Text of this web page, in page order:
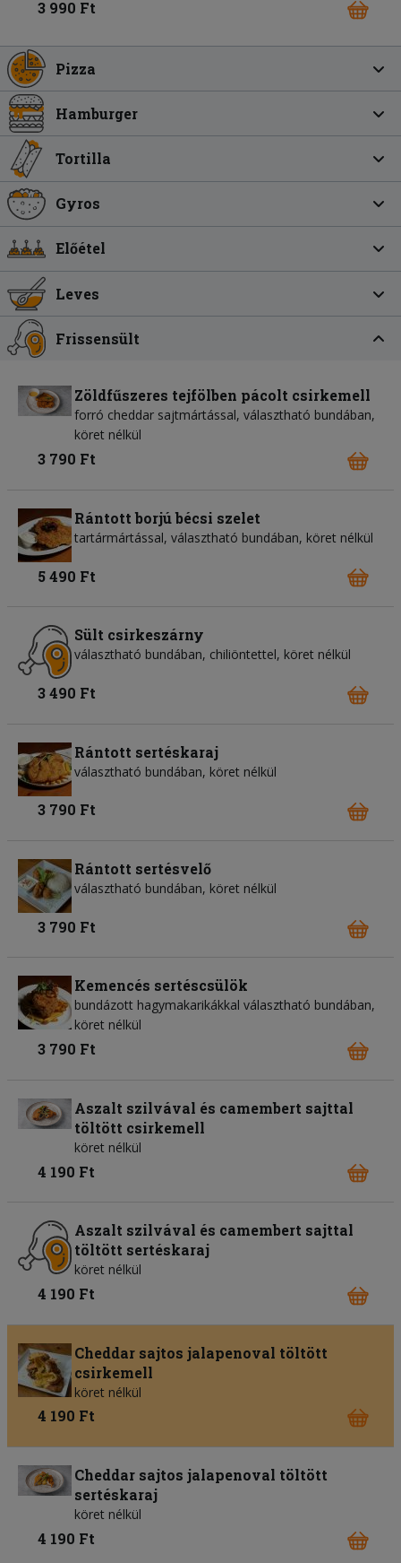
3 990 Ft
Pizza
Hamburger
Tortilla
Gyros
Előétel
Leves
Frissensült
Zöldfűszeres tejfölben pácolt csirkemell
forró cheddar sajtmártással, választható bundában,
köret nélkül
3 790 Ft
Rántott borjú bécsi szelet
tartármártással, választható bundában, köret nélkül
5 490 Ft
Sült csirkeszárny
választható bundában, chiliöntettel, köret nélkül
3 490 Ft
Rántott sertéskaraj
választható bundában, köret nélkül
3 790 Ft
Rántott sertésvelő
választható bundában, köret nélkül
3 790 Ft
Kemencés sertéscsülök
bundázott hagymakarikákkal választható bundában,
köret nélkül
3 790 Ft
Aszalt szilvával és camembert sajttal
töltött csirkemell
köret nélkül
4 190 Ft
Aszalt szilvával és camembert sajttal
töltött sertéskaraj
köret nélkül
4 190 Ft
Cheddar sajtos jalapenoval töltött
csirkemell
köret nélkül
4 190 Ft
Cheddar sajtos jalapenoval töltött
sertéskaraj
köret nélkül
4 190 Ft